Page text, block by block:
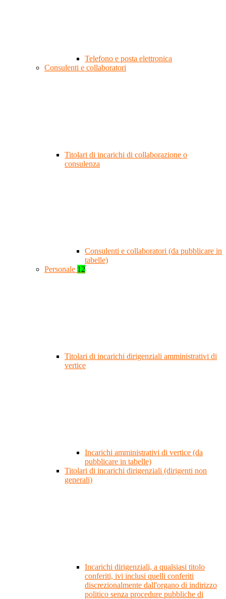
Telefono e posta elettronica
Consulenti e collaboratori
Titolari di incarichi di collaborazione o
consulenza
Consulenti e collaboratori (da pubblicare in
tabelle)
Personale 12
Titolari di incarichi dirigenziali amministrativi di
vertice
Incarichi amministrativi di vertice (da
pubblicare in tabelle)
Titolari di incarichi dirigenziali (dirigenti non
generali)
Incarichi dirigenziali, a qualsiasi titolo
conferiti, ivi inclusi quelli conferiti
discrezionalmente dall'organo di indirizzo
politico senza procedure pubbliche di